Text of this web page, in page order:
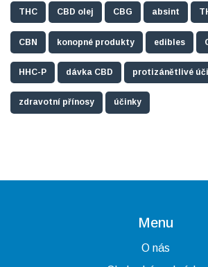
THC CBD olej CBG absint
CBN konopné produkty edibles
HHC-P dávka CBD protizánětlivé
zdravotní přínosy účinky
Menu
O nás